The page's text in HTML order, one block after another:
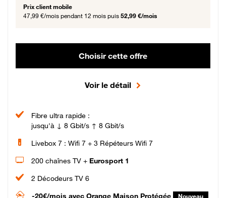
Prix client mobile
47,99 €/mois pendant 12 mois puis 52,99 €/mois
Choisir cette offre
Voir le détail
Fibre ultra rapide :
jusqu'à ↓ 8 Gbit/s ↑ 8 Gbit/s
Livebox 7 : Wifi 7 + 3 Répéteurs Wifi 7
200 chaînes TV + Eurosport 1
2 Décodeurs TV 6
-20€/mois avec Orange Maison Protégée Nouveau